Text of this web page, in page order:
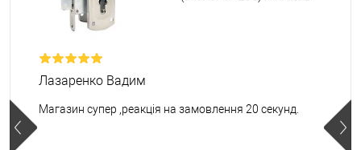
Лазаренко Вадим
Магазин супер ,реакція на замовлення 20 секунд.